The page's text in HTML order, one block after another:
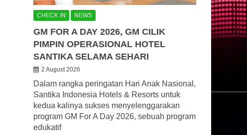
CHECK IN NEWS
GM FOR A DAY 2026, GM CILIK
PIMPIN OPERASIONAL HOTEL
SANTIKA SELAMA SEHARI
2 August 2026
Dalam rangka peringatan Hari Anak Nasional,
Santika Indonesia Hotels & Resorts untuk
kedua kalinya sukses menyelenggarakan
program GM For A Day 2026, sebuah program
edukatif